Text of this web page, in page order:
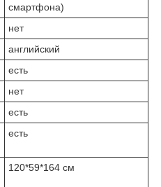
смартфона)
нет
английский
есть
нет
есть
есть
120*59*164 см